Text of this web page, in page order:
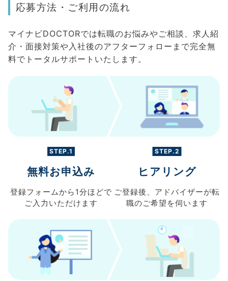
応募方法・ご利用の流れ
マイナビDOCTORでは転職のお悩みやご相談、求人紹
介・面接対策や入社後のアフターフォローまで完全無
料でトータルサポートいたします。
STEP.1
無料お申込み
登録フォームから 1分ほどで
ご入力 いただけます
STEP.2
ヒアリング
ご登録後、 アドバイザーが転
職のご希望を伺います